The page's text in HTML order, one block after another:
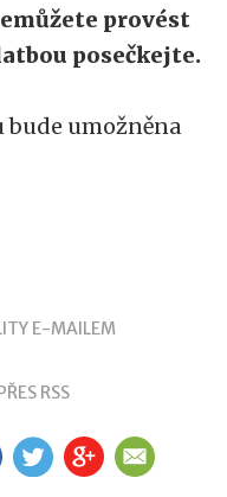
provést
posečkejte.
umožněna
E-MAILEM
RSS
TW GP EM